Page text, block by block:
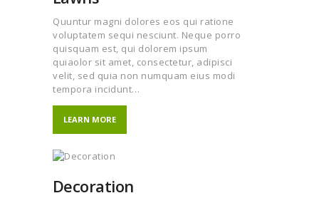
Quuntur magni dolores eos qui ratione
voluptatem sequi nesciunt. Neque porro
quisquam est, qui dolorem ipsum
quiaolor sit amet, consectetur, adipisci
velit, sed quia non numquam eius modi
tempora incidunt…
LEARN MORE
Decoration